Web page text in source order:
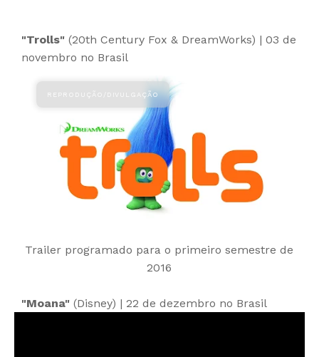
"Trolls" (20th Century Fox & DreamWorks) | 03 de
novembro no Brasil
Trailer programado para o primeiro semestre de
2016
"Moana" (Disney) | 22 de dezembro no Brasil